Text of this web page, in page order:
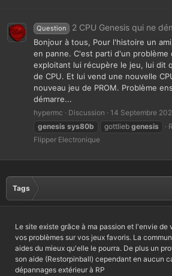
Question 2 CPU Genesis qui ne
Bonjour à tous, Pour l'histoire un
en panne. C'est parti d'un problème
exploitant lui récupère le jeu, lui dit
de CPU. Et lui vend une nouvelle
nouveau jeu de PROM. Problème
démarre...
hypermc Discussion 14 Septembre
genesis sys80b gottlieb genesis
Flipper Electronique
Tags
Le site existe grâce à ma passion et l'envie de
vos problèmes sur vos jeux favoris. La
aides du mieux qu'elle le pourra. De plus un
son aide (Restorpinball) cependant en aucun
dépannages extérieur à RP